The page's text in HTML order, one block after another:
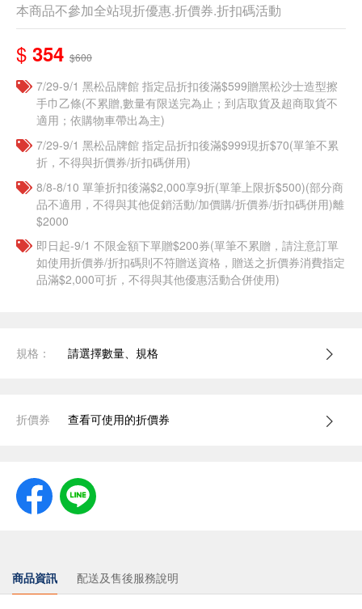
本商品不參加全站現折優惠.折價券.折扣碼活動
$ 354 $600
7/29-9/1 黑松品牌館 指定品折扣後滿$599贈黑松沙士造型擦
手巾乙條(不累贈,數量有限送完為止；到店取貨及超商取貨不
適用；依購物車帶出為主)
7/29-9/1 黑松品牌館 指定品折扣後滿$999現折$70(單筆不累
折，不得與折價券/折扣碼併用)
8/8-8/10 單筆折扣後滿$2,000享9折(單筆上限折$500)(部分商
品不適用，不得與其他促銷活動/加價購/折價券/折扣碼併用)離
$2000
即日起-9/1 不限金額下單贈$200券(單筆不累贈，請注意訂單
如使用折價券/折扣碼則不符贈送資格，贈送之折價券消費指定
品滿$2,000可折，不得與其他優惠活動合併使用)
規格： 請選擇數量、規格
折價券 查看可使用的折價券
商品資訊 配送及售後服務說明